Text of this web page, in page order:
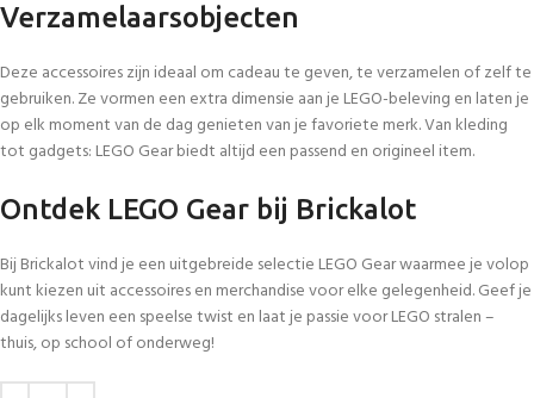
Verzamelaarsobjecten
Deze accessoires zijn ideaal om cadeau te geven, te verzamelen of zelf te
gebruiken. Ze vormen een extra dimensie aan je LEGO-beleving en laten je
op elk moment van de dag genieten van je favoriete merk. Van kleding
tot gadgets: LEGO Gear biedt altijd een passend en origineel item.
Ontdek LEGO Gear bij Brickalot
Bij Brickalot vind je een uitgebreide selectie LEGO Gear waarmee je volop
kunt kiezen uit accessoires en merchandise voor elke gelegenheid. Geef je
dagelijks leven een speelse twist en laat je passie voor LEGO stralen –
thuis, op school of onderweg!